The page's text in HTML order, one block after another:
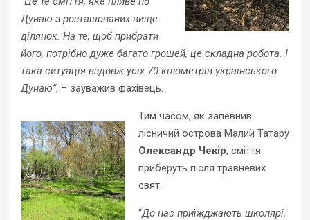
Дунаю з розташованих вище
ділянок. На те, щоб прибрати
його, потрібно дуже багато грошей, це складна робота. І
така ситуація вздовж усіх 70 кілометрів українського
Дунаю”, – зауважив фахівець.
Тим часом, як запевнив
лісничий острова Малий Татару
Олександр Чекір, сміття
приберуть після травневих
свят.
“До нас приїжджають школярі,